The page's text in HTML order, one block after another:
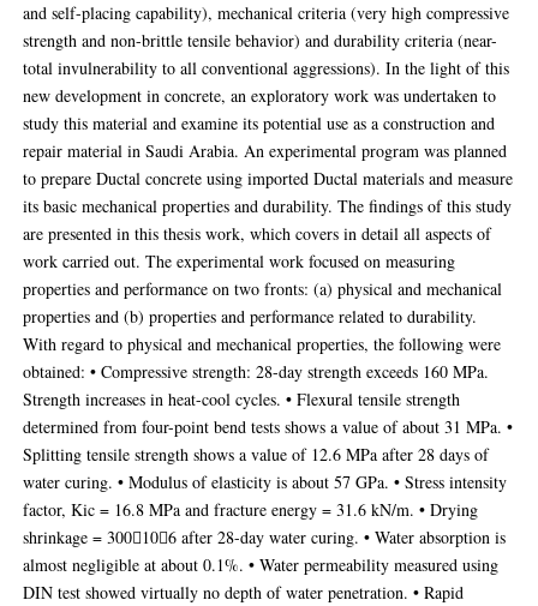
and self-placing capability), mechanical criteria (very high compressive
strength and non-brittle tensile behavior) and durability criteria (near-
total invulnerability to all conventional aggressions). In the light of this
new development in concrete, an exploratory work was undertaken to
study this material and examine its potential use as a construction and
repair material in Saudi Arabia. An experimental program was planned
to prepare Ductal concrete using imported Ductal materials and measure
its basic mechanical properties and durability. The findings of this study
are presented in this thesis work, which covers in detail all aspects of
work carried out. The experimental work focused on measuring
properties and performance on two fronts: (a) physical and mechanical
properties and (b) properties and performance related to durability.
With regard to physical and mechanical properties, the following were
obtained: • Compressive strength: 28-day strength exceeds 160 MPa.
Strength increases in heat-cool cycles. • Flexural tensile strength
determined from four-point bend tests shows a value of about 31 MPa. •
Splitting tensile strength shows a value of 12.6 MPa after 28 days of
water curing. • Modulus of elasticity is about 57 GPa. • Stress intensity
factor, Kic = 16.8 MPa and fracture energy = 31.6 kN/m. • Drying
shrinkage = 300106 after 28-day water curing. • Water absorption is
almost negligible at about 0.1%. • Water permeability measured using
DIN test showed virtually no depth of water penetration. • Rapid